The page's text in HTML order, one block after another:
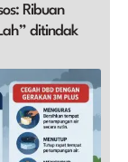
Ribuan
ditindak